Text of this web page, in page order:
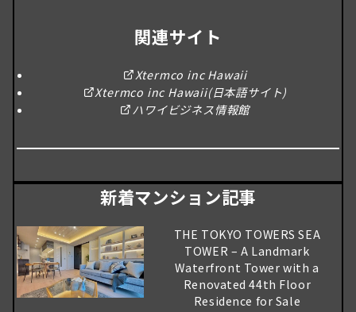
関連サイト
Xtermco inc Hawaii
Xtermco inc Hawaii(日本語サイト)
ハワイビジネス情報館
新着マンション記事
THE TOKYO TOWERS SEA
TOWER – A Landmark
Waterfront Tower with a
Renovated 44th Floor
Residence for Sale